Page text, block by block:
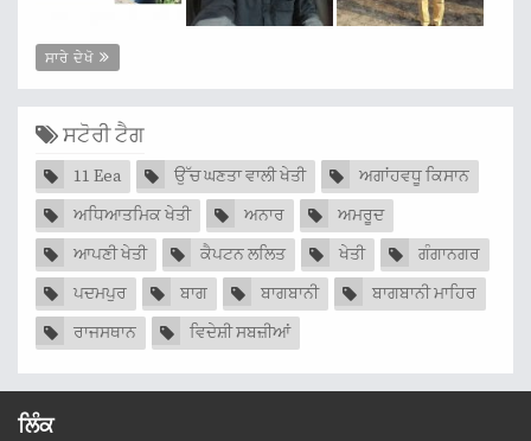
ਸਾਰੇ ਦੇਖੋ
ਸਟੋਰੀ ਟੈਗ
11 Eea ਉੱਚ ਘਣਤਾ ਵਾਲੀ ਖੇਤੀ
ਅਗਾਂਹਵਧੂ ਕਿਸਾਨ
ਅਧਿਆਤਮਿਕ ਖੇਤੀ
ਅਨਾਰ
ਅਮਰੂਦ
ਆਪਣੀ ਖੇਤੀ
ਕੈਪਟਨ ਲਲਿਤ ਖੇਤੀ
ਗੰਗਾਨਗਰ
ਪਦਮਪੁਰ
ਬਾਗ ਬਾਗਬਾਨੀ
ਬਾਗਬਾਨੀ ਮਾਹਿਰ
ਰਾਜਸਥਾਨ
ਵਿਦੇਸ਼ੀ ਸਬਜ਼ੀਆਂ
ਲਿੰਕ